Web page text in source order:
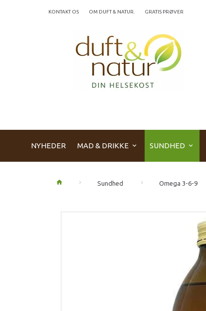
KONTAKT OS OM DUFT & NATUR. GRATIS PRØVER
NYHEDER MAD & DRIKKE SUNDHED
Sundhed Omega 3-6-9